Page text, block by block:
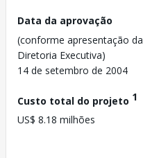
Data da aprovação
(conforme apresentação da
Diretoria Executiva)
14 de setembro de 2004
Custo total do projeto 1
US$ 8.18 milhões